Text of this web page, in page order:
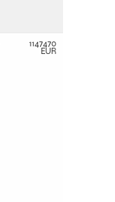
1147470
EUR